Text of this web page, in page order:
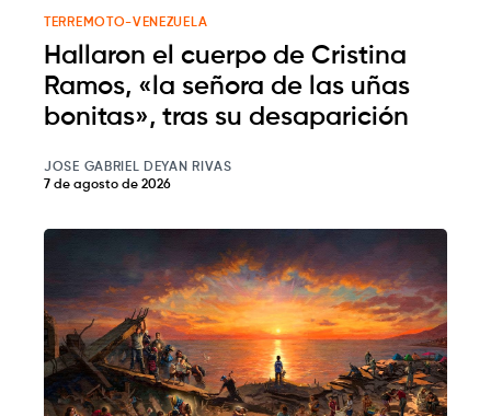
TERREMOTO-VENEZUELA
Hallaron el cuerpo de Cristina
Ramos, «la señora de las uñas
bonitas», tras su desaparición
JOSE GABRIEL DEYAN RIVAS
7 de agosto de 2026